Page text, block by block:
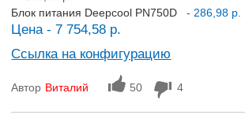
Блок питания Deepcool PN750D
- 286,98 р.
Цена - 7 754,58 р.
Ссылка на конфигурацию
Автор Виталий 50 4